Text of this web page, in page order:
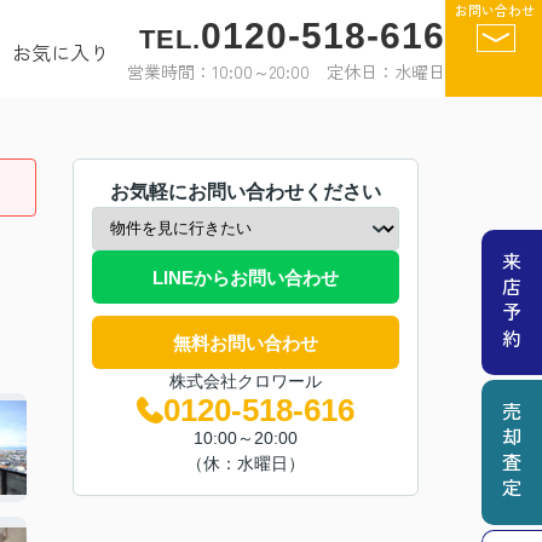
お気に入り TEL.0120-518-616
営業時間：10:00～20:00 定休日：水曜日
お問い合わせ
お気軽にお問い合わせください
LINEからお問い合わせ
無料お問い合わせ
株式会社クロワール
0120-518-616
10:00～20:00
（休：水曜日）
来店予約
売却査定